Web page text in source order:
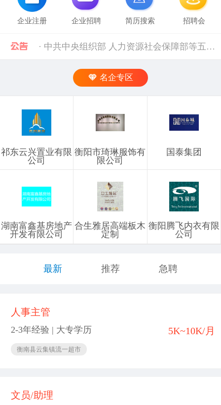
企业注册 企业招聘 简历搜索 招聘会
· 中共中央组织部 人力资源社会保障部等五部门关于进一步加强流动人员人事档案管理服务工作的通知 [10-11]
· 企业信息发布规则 [03-03]
名企专区
祁东云兴置业有限
公司
衡阳市琦琳服饰有
限公司
国泰集团
湖南富鑫基房地产
开发有限公司
合生雅居高端板木
定制
衡阳腾飞内衣有限
公司
最新 推荐 急聘
人事主管
2-3年经验 | 大专学历
衡南县云集镇流一超市
5K~10K/月
文员/助理